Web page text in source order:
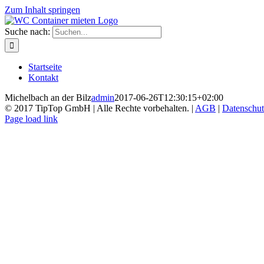
Zum Inhalt springen
Suche nach:
Startseite
Kontakt
Michelbach an der Bilzadmin2017-06-26T12:30:15+02:00
© 2017 TipTop GmbH | Alle Rechte vorbehalten. | AGB |
Page load link